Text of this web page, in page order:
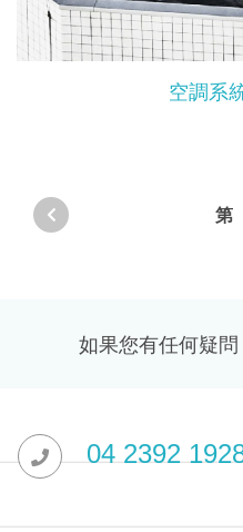
空調系
第
如果您有任何疑
04 2392